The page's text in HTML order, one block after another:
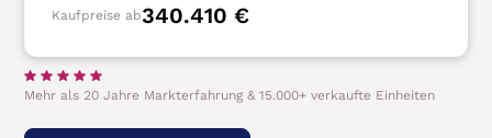
Kaufpreise ab340.410 €
Mehr als 20 Jahre Markterfahrung & 15.000+ verkaufte Einheiten